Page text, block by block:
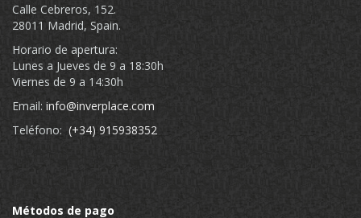
Calle Cebreros, 152.
28011 Madrid, Spain.
Horario de apertura:
Lunes a Jueves de 9 a 18:30h
Viernes de 9 a 14:30h
Email: info@inverplace.com
Teléfono: (+34) 915938352
Métodos de pago